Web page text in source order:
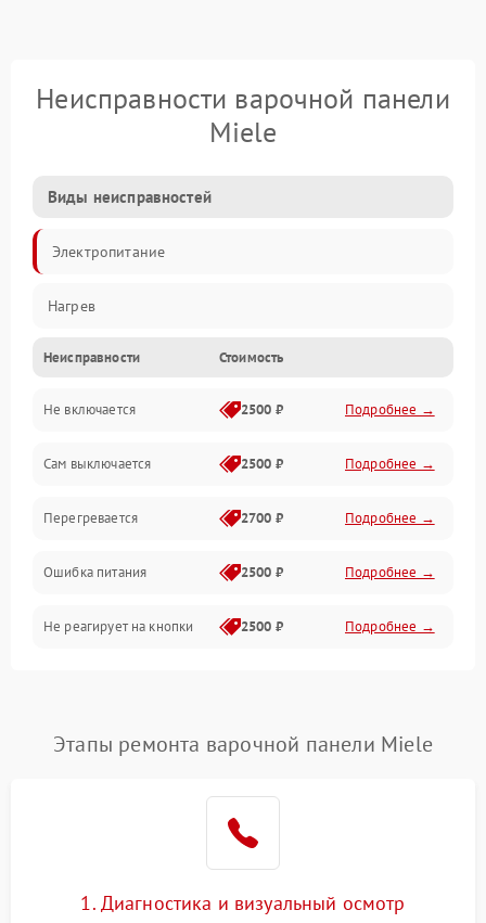
Неисправности варочной панели
Miele
Виды неисправностей
Электропитание
Нагрев
Неисправности Стоимость
Не включается 2500 ₽ Подробнее →
Сам выключается 2500 ₽ Подробнее →
Перегревается 2700 ₽ Подробнее →
Ошибка питания 2500 ₽ Подробнее →
Не реагирует на кнопки 2500 ₽ Подробнее →
Этапы ремонта варочной панели Miele
1. Диагностика и визуальный осмотр